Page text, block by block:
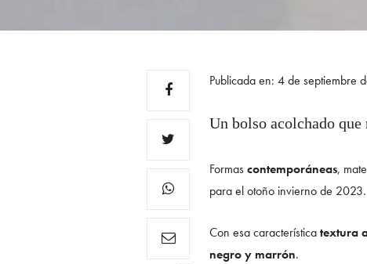
Publicada en: 4 de septiembre
Un bolso acolchado
Formascontemporáneas,
para el otoño invierno de 2023.
Con esa característicatextura
negro y marrón.